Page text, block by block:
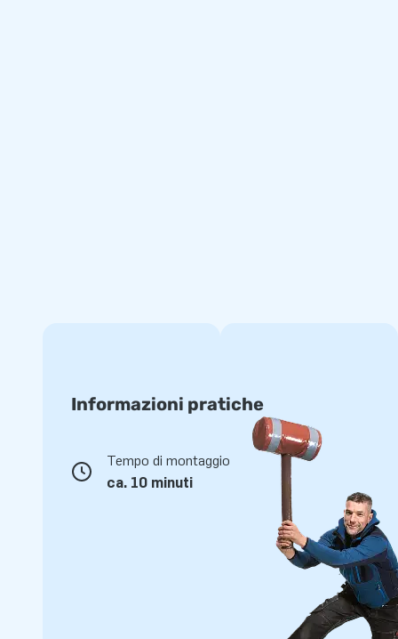
Informazioni pratiche
Tempo di montaggio
ca. 10 minuti